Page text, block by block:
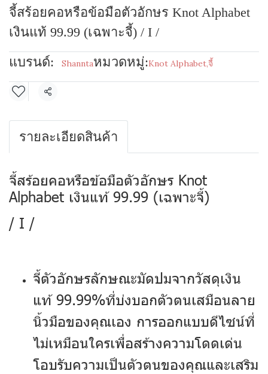
จี้สร้อยคอหรือข้อมือตัวอักษร Knot Alphabet
เงินแท้ 99.99 (เฉพาะจี้) / I /
แบรนด์:
Shanntaหมวดหมู่:Knot Alphabet,จี้
แชร์
รายละเอียดสินค้า
จี้สร้อยคอหรือข้อมือตัวอักษร Knot
Alphabet เงินแท้ 99.99 (เฉพาะจี้)
/ I /
จี้ตัวอักษรลักษณะมัดปมจากวัสดุเงิน
แท้ 99.99%ที่บ่งบอกตัวตนเสมือนลาย
นิ้วมือของคุณเอง การออกแบบดีไซน์ที่
ไม่เหมือนใครเพื่อสร้างความโดดเด่น
โอบรับความเป็นตัวตนของคุณและเสริม